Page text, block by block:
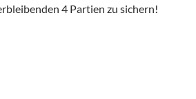
4 Partien zu sichern!